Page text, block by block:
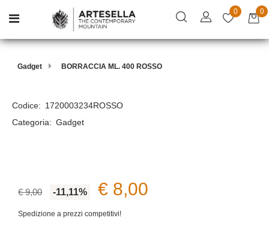
Open menu
0 0
Gadget BORRACCIA ML. 400 ROSSO
Codice: 1720003234ROSSO
Categoria: Gadget
€ 9,00 -11,11% € 8,00
Spedizione a prezzi competitivi!